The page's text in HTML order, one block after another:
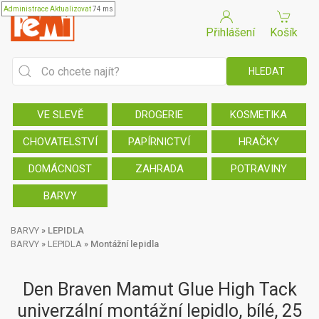
AdministraceAktualizovat74 ms
Přihlášení Košík
VE SLEVĚ DROGERIE KOSMETIKA
CHOVATELSTVÍ PAPÍRNICTVÍ HRAČKY
DOMÁCNOST ZAHRADA POTRAVINY
BARVY
BARVY » LEPIDLA
BARVY » LEPIDLA » Montážní lepidla
Den Braven Mamut Glue High Tack
univerzální montážní lepidlo, bílé, 25